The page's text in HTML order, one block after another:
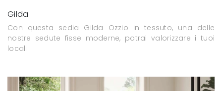
Gilda
Con questa sedia Gilda Ozzio in tessuto, una delle
nostre sedute fisse moderne, potrai valorizzare i tuoi
locali.